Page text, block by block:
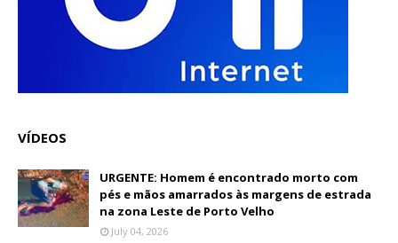
VÍDEOS
URGENTE: Homem é encontrado morto com
pés e mãos amarrados às margens de estrada
na zona Leste de Porto Velho
July 04, 2026